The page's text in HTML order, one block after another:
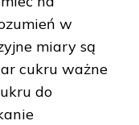
w
miary są
cukru ważne
do